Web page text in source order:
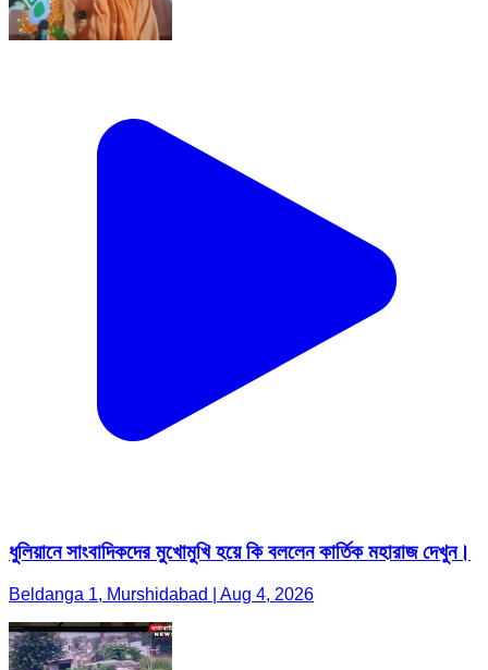
ধুলিয়ানে সাংবাদিকদের মুখোমুখি হয়ে কি বললেন কার্তিক মহারাজ দেখুন।
Beldanga 1, Murshidabad | Aug 4, 2026